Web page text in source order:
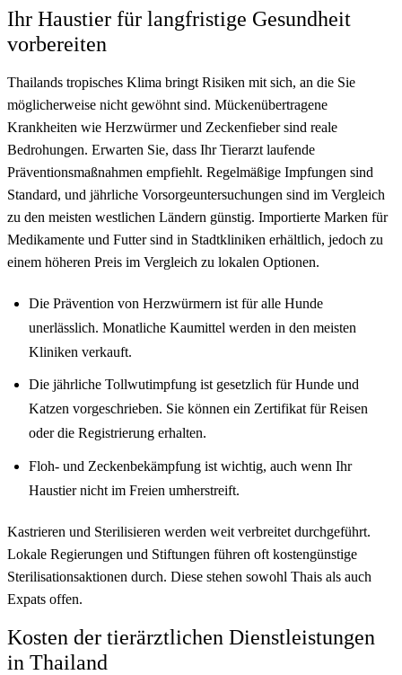
Ihr Haustier für langfristige Gesundheit
vorbereiten
Thailands tropisches Klima bringt Risiken mit sich, an die Sie
möglicherweise nicht gewöhnt sind. Mückenübertragene
Krankheiten wie Herzwürmer und Zeckenfieber sind reale
Bedrohungen. Erwarten Sie, dass Ihr Tierarzt laufende
Präventionsmaßnahmen empfiehlt. Regelmäßige Impfungen sind
Standard, und jährliche Vorsorgeuntersuchungen sind im Vergleich
zu den meisten westlichen Ländern günstig. Importierte Marken für
Medikamente und Futter sind in Stadtkliniken erhältlich, jedoch zu
einem höheren Preis im Vergleich zu lokalen Optionen.
Die Prävention von Herzwürmern ist für alle Hunde
unerlässlich. Monatliche Kaumittel werden in den meisten
Kliniken verkauft.
Die jährliche Tollwutimpfung ist gesetzlich für Hunde und
Katzen vorgeschrieben. Sie können ein Zertifikat für Reisen
oder die Registrierung erhalten.
Floh- und Zeckenbekämpfung ist wichtig, auch wenn Ihr
Haustier nicht im Freien umherstreift.
Kastrieren und Sterilisieren werden weit verbreitet durchgeführt.
Lokale Regierungen und Stiftungen führen oft kostengünstige
Sterilisationsaktionen durch. Diese stehen sowohl Thais als auch
Expats offen.
Kosten der tierärztlichen Dienstleistungen
in Thailand